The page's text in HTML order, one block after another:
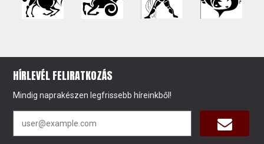
HÍRLEVÉL FELIRATKOZÁS
Mindig naprakészen legfrissebb híreinkből!